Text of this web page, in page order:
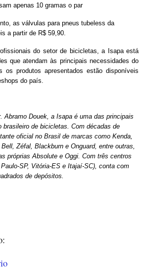
apenas 10 gramas o par
as válvulas para pneus tubeless da
a partir de R$ 59,90.
do setor de bicicletas, a Isapa está
que atendam às principais necessidades do
os produtos apresentados estão disponíveis
do país.
Abramo Douek, a Isapa é uma das principais
brasileiro de bicicletas. Com décadas de
oficial no Brasil de marcas como Kenda,
Zéfal, Blackburn e Onguard, entre outras,
próprias Absolute e Oggi. Com três centros
SP, Vitória-ES e Itajaí-SC), conta com
de depósitos.